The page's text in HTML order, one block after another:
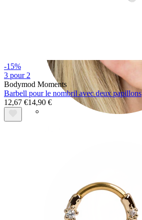
-15%
3 pour 2
Bodymod Moments
Barbell pour le nombril avec deux papillons
12,67 €14,90 €